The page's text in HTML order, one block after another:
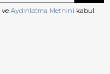
ve Aydınlatma Metnini kabul